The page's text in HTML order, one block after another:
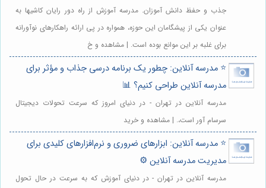
جذب و حفظ دانش آموزان. مدرسه آموزش از راه دور رایان کاشیها به
عنوان یکی از پیشگامان این حوزه، همواره در پی ارائه راهکارهای نوآورانه
برای غلبه بر این موانع بوده است. | مشاهده و خ
⭐️ مدرسه آنلاین: چطور یک برنامه درسی جذاب و مؤثر برای
مدرسه آنلاین طراحی کنیم؟ 📊
مدرسه آنلاین در تهران - در دنیای امروز که سرعت تحولات دیجیتال
سرسام آور است،. | مشاهده و خرید
⭐️ مدرسه آنلاین: ابزارهای ضروری و نرم‌افزارهای کلیدی برای
مدیریت مدرسه آنلاین ⚙️
مدرسه آنلاین در تهران - در دنیای آموزش که به سرعت در حال تحول